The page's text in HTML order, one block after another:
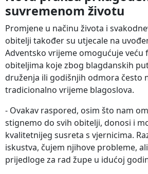
suvremenom životu
Promjene u načinu života i
obitelji također su utjecale na
Adventsko vrijeme omogućuje veću
obiteljima koje zbog blagdanskih
druženja ili godišnjih odmora često
tradicionalno vrijeme blagoslova.
- Ovakav raspored, osim što nam
stignemo do svih obitelji, donosi i
kvalitetnijeg susreta s vjernicima.
iskustva, čujem njihove probleme,
prijedloge za rad župe u idućoj